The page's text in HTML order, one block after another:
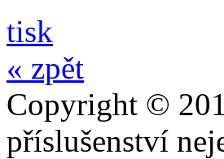
tisk
« zpět
Copyright ©
příslušenství